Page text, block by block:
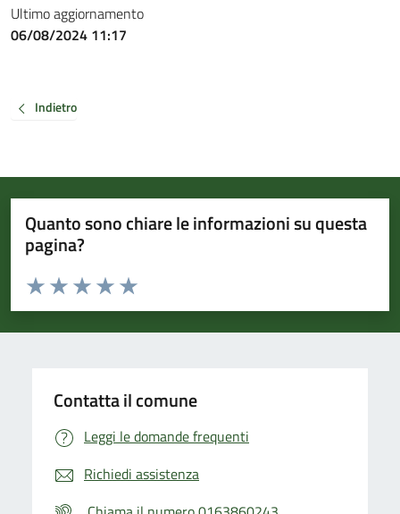
Ultimo aggiornamento
06/08/2024 11:17
Indietro
Quanto sono chiare le informazioni su questa
pagina?
Valuta da 1 a 5 stelle la pagina
Valuta 5 stelle su 5
Valuta 4 stelle su 5
Valuta 3 stelle su 5
Valuta 2 stelle su 5
Valuta 1 stelle su 5
Contatta il comune
Leggi le domande frequenti
Richiedi assistenza